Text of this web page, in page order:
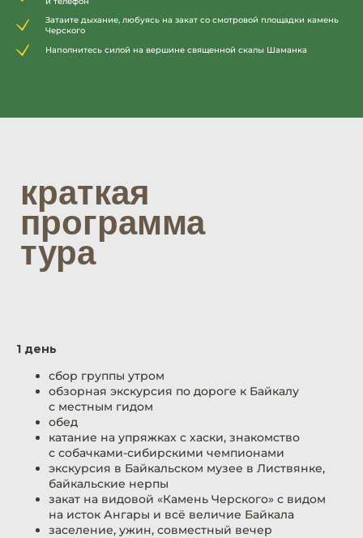
Затаите дыхание, любуясь на закат со смотровой площадки камень
Черского
Наполнитесь силой на вершине священной скалы Шаманка
1 день
сбор группы утром
обзорная экскурсия по дороге к Байкалу
с местным гидом
обед
катание на упряжках с хаски, знакомство
с собачками-сибирскими чемпионами
экскурсия в Байкальском музее в Листвянке,
байкальские нерпы
закат на видовой «Камень Черского» с видом
на исток Ангары и всё величие Байкала
заселение, ужин, совместный вечер